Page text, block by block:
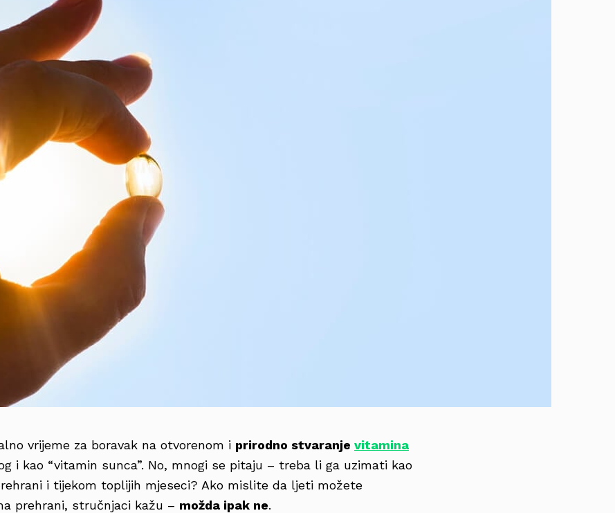
vrijeme za boravak na otvorenom i prirodno stvaranje vitamina
i kao “vitamin sunca”. No, mnogi se pitaju – treba li ga uzimati kao
i tijekom toplijih mjeseci? Ako mislite da ljeti možete
prehrani, stručnjaci kažu – možda ipak ne.